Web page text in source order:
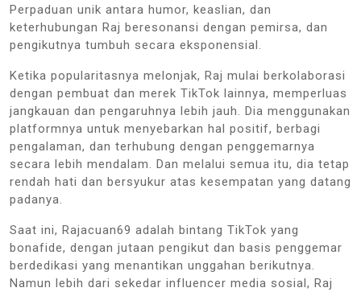
Perpaduan unik antara humor, keaslian, dan
keterhubungan Raj beresonansi dengan pemirsa, dan
pengikutnya tumbuh secara eksponensial.
Ketika popularitasnya melonjak, Raj mulai berkolaborasi
dengan pembuat dan merek TikTok lainnya, memperluas
jangkauan dan pengaruhnya lebih jauh. Dia menggunakan
platformnya untuk menyebarkan hal positif, berbagi
pengalaman, dan terhubung dengan penggemarnya
secara lebih mendalam. Dan melalui semua itu, dia tetap
rendah hati dan bersyukur atas kesempatan yang datang
padanya.
Saat ini, Rajacuan69 adalah bintang TikTok yang
bonafide, dengan jutaan pengikut dan basis penggemar
berdedikasi yang menantikan unggahan berikutnya.
Namun lebih dari sekedar influencer media sosial, Raj